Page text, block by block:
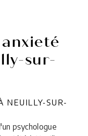
sur-
NEUILLY-SUR-
psychologue